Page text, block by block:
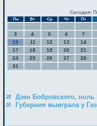
Сегодня:
Пн Вт Ср Чт Пт
3
4 5 6 7
10
11 12 13 14
17
18 19 20 21
24
25 26 27 28
31
Дзен Бобровского,
Губерния выиграла у